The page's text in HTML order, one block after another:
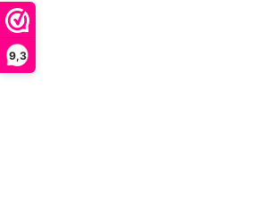
9,3